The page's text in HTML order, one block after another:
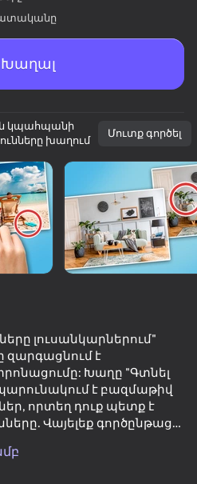
Խաղալ
կպահպանի
խաղում
Մուտք գործել
լուսանկարներում"
զարգացնում է
Խաղը "Գտնել
է բազմաթիվ
որտեղ դուք պետք է
Վայելեք գործընթացը
խաղը: